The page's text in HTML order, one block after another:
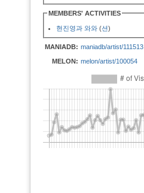
MEMBERS' ACTIVITIES
현진영과 와와 (션)
MANIADB: maniadb/artist/111513
MELON: melon/artist/100054